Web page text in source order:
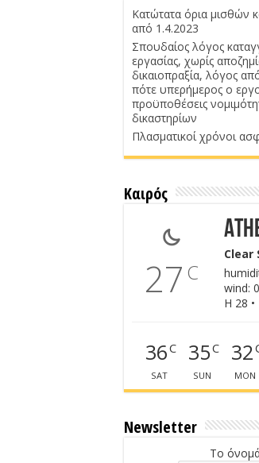
Κατώτατα όρια μισθών
από 1.4.2023
Σπουδαίος λόγος
εργασίας, χωρίς
δικαιοπραξία, λόγος
πότε υπερήμερος ο
προϋποθέσεις
δικαστηρίων
Πλασματικοί χρόνοι
Καιρός
27 C
Clear
wind:
H 28 •
36C
SAT
35C
SUN
32
MON
Newsletter
Το